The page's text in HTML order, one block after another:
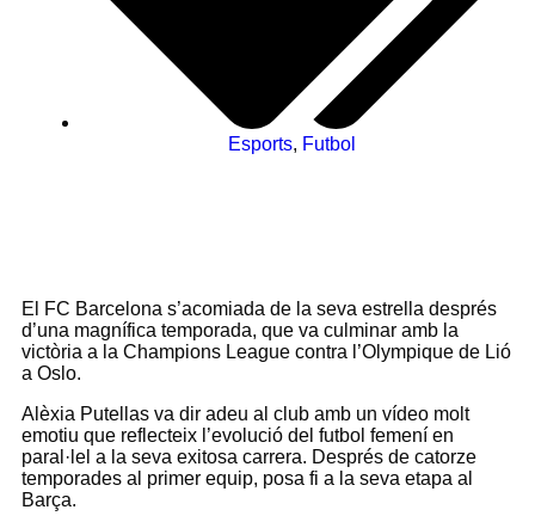
Esports, Futbol
El FC Barcelona s’acomiada de la seva estrella després
d’una magnífica temporada, que va culminar amb la
victòria a la Champions League contra l’Olympique de Lió
a Oslo.
Alèxia Putellas va dir adeu al club amb un vídeo molt
emotiu que reflecteix l’evolució del futbol femení en
paral·lel a la seva exitosa carrera. Després de catorze
temporades al primer equip, posa fi a la seva etapa al
Barça.